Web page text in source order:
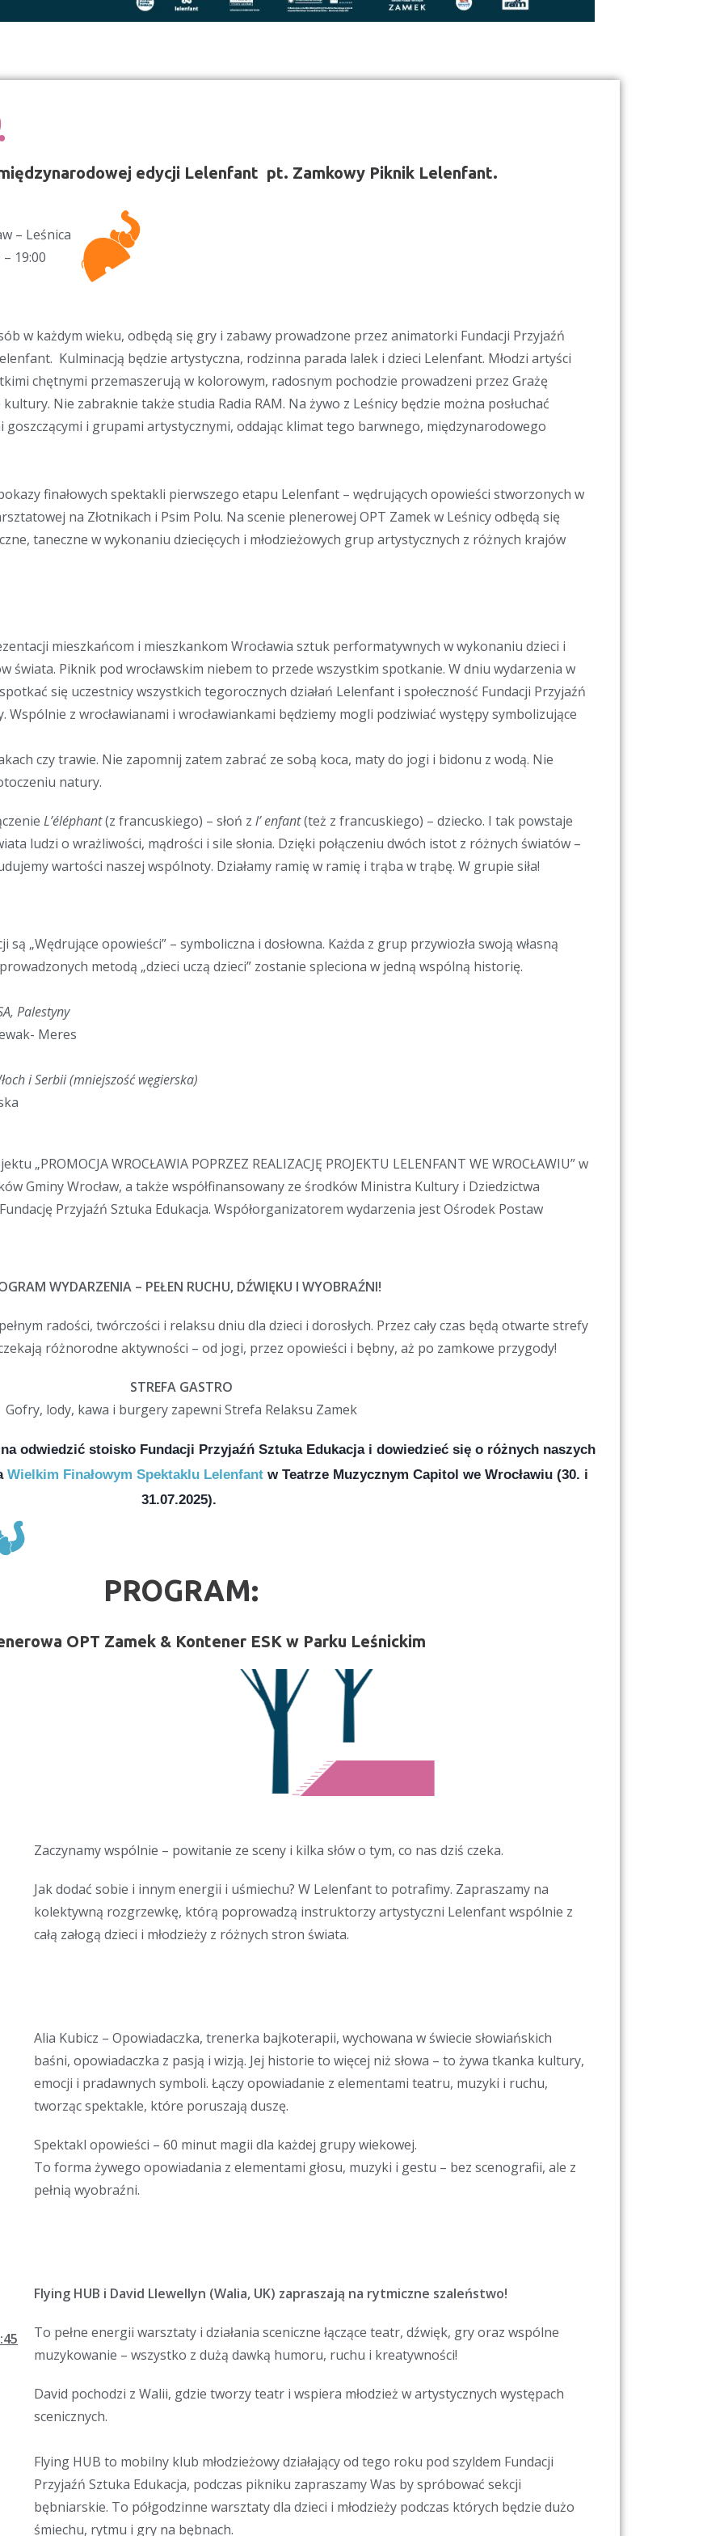
edycji Lelenfant pt. Zamkowy Piknik Lelenfant.
– Leśnica
19:00
w każdym wieku, odbędą się gry i zabawy prowadzone przez animatorki Fundacji Przyjaźń
Kulminacją będzie artystyczna, rodzinna parada lalek i dzieci Lelenfant. Młodzi artyści
chętnymi przemaszerują w kolorowym, radosnym pochodzie prowadzeni przez Grażę
Nie zabraknie także studia Radia RAM. Na żywo z Leśnicy będzie można posłuchać
i grupami artystycznymi, oddając klimat tego barwnego, międzynarodowego
finałowych spektakli pierwszego etapu Lelenfant – wędrujących opowieści stworzonych w
na Złotnikach i Psim Polu. Na scenie plenerowej OPT Zamek w Leśnicyodbędą się
taneczne w wykonaniu dziecięcych i młodzieżowych grup artystycznych z różnych krajów
mieszkańcom i mieszkankom Wrocławia sztuk performatywnych w wykonaniu dzieci i
świata. Piknik pod wrocławskim niebem to przede wszystkim spotkanie. W dniu wydarzenia w
się uczestnicy wszystkich tegorocznych działań Lelenfant i społeczność Fundacji Przyjaźń
Wspólnie z wrocławianami i wrocławiankami będziemy mogli podziwiać występy symbolizujące
czy trawie. Nie zapomnij zatem zabrać ze sobą koca, maty do jogi i bidonu z wodą. Nie
natury.
L’éléphant(z francuskiego) – słoń z l’ enfant(też z francuskiego) – dziecko. I tak powstaje
ludzi o wrażliwości, mądrości i sile słonia. Dzięki połączeniu dwóch istot z różnych światów –
wartości naszej wspólnoty. Działamy ramię w ramię i trąba w trąbę. W grupie siła!
„Wędrujące opowieści” – symboliczna i dosłowna. Każda z grup przywiozła swoją własną
metodą „dzieci uczą dzieci” zostanie spleciona w jedną wspólną historię.
Palestyny
Meres
i Serbii (mniejszość węgierska)
„PROMOCJA WROCŁAWIA POPRZEZ REALIZACJĘ PROJEKTU LELENFANT WE WROCŁAWIU” w
Gminy Wrocław, a także współfinansowany ze środków Ministra Kultury i Dziedzictwa
Przyjaźń Sztuka Edukacja. Współorganizatorem wydarzenia jest Ośrodek Postaw
WYDARZENIA – PEŁEN RUCHU, DŹWIĘKU I WYOBRAŹNI!
radości, twórczości i relaksu dniu dla dzieci i dorosłych. Przez cały czas będą otwarte strefy
różnorodne aktywności – od jogi, przez opowieści i bębny, aż po zamkowe przygody!
STREFA GASTRO
Gofry, lody, kawa i burgery zapewni Strefa Relaksu Zamek
odwiedzić stoisko Fundacji Przyjaźń Sztuka Edukacja i dowiedzieć się o różnych naszych
Wielkim Finałowym Spektaklu Lelenfant w Teatrze Muzycznym Capitol we Wrocławiu (30. i
31.07.2025).
PROGRAM:
OPT Zamek & Kontener ESK w Parku Leśnickim
Zaczynamy wspólnie – powitanie ze sceny i kilka słów o tym, co nas dziś czeka.
Jak dodać sobie i innym energii i uśmiechu? W Lelenfant to potrafimy. Zapraszamy na
kolektywną rozgrzewkę, którą poprowadzą instruktorzy artystyczni Lelenfant wspólnie z
całą załogą dzieci i młodzieży z różnych stron świata.
Alia Kubicz – Opowiadaczka, trenerka bajkoterapii, wychowana w świecie słowiańskich
baśni, opowiadaczka z pasją i wizją. Jej historie to więcej niż słowa – to żywa tkanka kultury,
emocji i pradawnych symboli. Łączy opowiadanie z elementami teatru, muzyki i ruchu,
tworząc spektakle, które poruszają duszę.
Spektakl opowieści – 60 minut magii dla każdej grupy wiekowej.
To forma żywego opowiadania z elementami głosu, muzyki i gestu – bez scenografii, ale z
pełnią wyobraźni.
Flying HUB i David Llewellyn (Walia, UK) zapraszają na rytmiczne szaleństwo!
To pełne energii warsztaty i działania sceniczne łączące teatr, dźwięk, gry oraz wspólne
muzykowanie – wszystko z dużą dawką humoru, ruchu i kreatywności!
David pochodzi z Walii, gdzie tworzy teatr i wspiera młodzież w artystycznych występach
scenicznych.
Flying HUB to mobilny klub młodzieżowy działający od tego roku pod szyldem Fundacji
Przyjaźń Sztuka Edukacja, podczas pikniku zapraszamy Was by spróbować sekcji
bębniarskie. To półgodzinne warsztaty dla dzieci i młodzieży podczas których będzie dużo
śmiechu, rytmu i gry na bębnach.